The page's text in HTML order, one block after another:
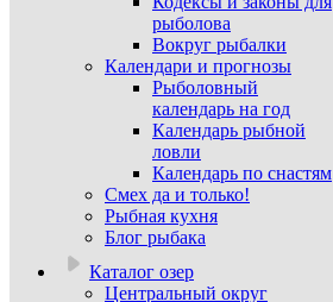
рыболова
Вокруг рыбалки
Календари и прогнозы
Рыболовный
календарь на год
Календарь рыбной
ловли
Календарь по снастям
Смех да и только!
Рыбная кухня
Блог рыбака
Каталог озер
Центральный округ